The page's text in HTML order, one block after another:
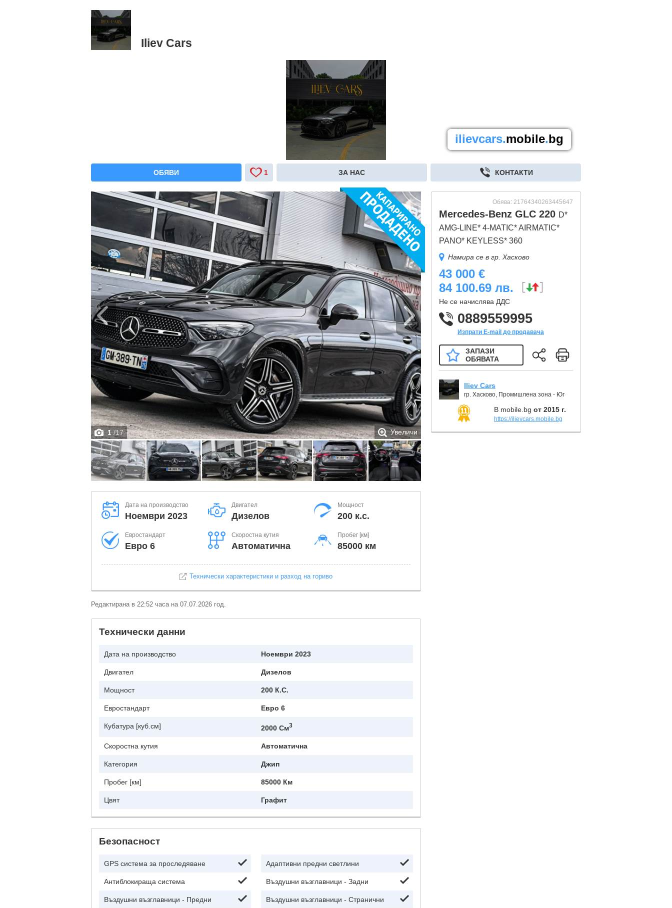
Iliev Cars
ilievcars.mobile.bg
ОБЯВИ 1 ЗА НАС КОНТАКТИ
Увеличи
1/17
Дата на производство
ноември 2023
Двигател
Дизелов
Мощност
200 к.с.
Евростандарт
Евро 6
Скоростна кутия
Автоматична
Пробег [км]
85000 км
Технически характеристики и разход на гориво
Редактирана в 22:52 часа на 07.07.2026 год.
Технически данни
Дата на производство Ноември 2023
Двигател Дизелов
Мощност 200 К.с.
Евростандарт Евро 6
Кубатура [куб.см] 2000 См3
Скоростна кутия Автоматична
Категория Джип
Пробег [км] 85000 Км
Цвят Графит
Безопасност
GPS система за проследяване Адаптивни предни светлини
Антиблокираща система Въздушни възглавници - Задни
Въздушни възглавници - Предни Въздушни възглавници - Странични
Mercedes-Benz GLC 220 D*
AMG-LINE* 4-MATIC* AIRMATIC*
PANO* KEYLESS* 360
Обява: 21764340263445647
Намира се в гр. Хасково
43 000 €
84 100.69 лв.
Не се начислява ДДС
0889559995
Изпрати E-mail до продавача
ЗАПАЗИ
ОБЯВАТА
Iliev Cars
гр. Хасково, Промишлена зона - Юг
В mobile.bg от 2015 г.
https://ilievcars.mobile.bg